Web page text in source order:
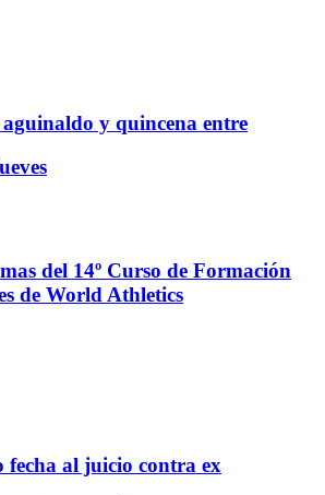
y quincena entre
fecha al juicio contra ex
del 14º Curso de Formación
de World Athletics